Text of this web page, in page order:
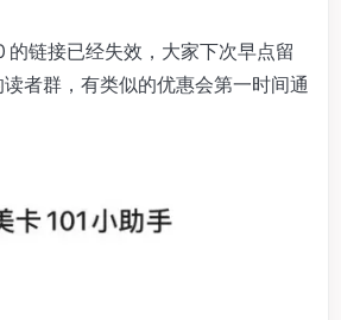
的链接已经失效，大家下次早点留
者群，有类似的优惠会第一时间通